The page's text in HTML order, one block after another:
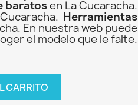
baratosen La Cucaracha.
Herramientas
En nuestra web puede
el modelo que le falte.
CARRITO